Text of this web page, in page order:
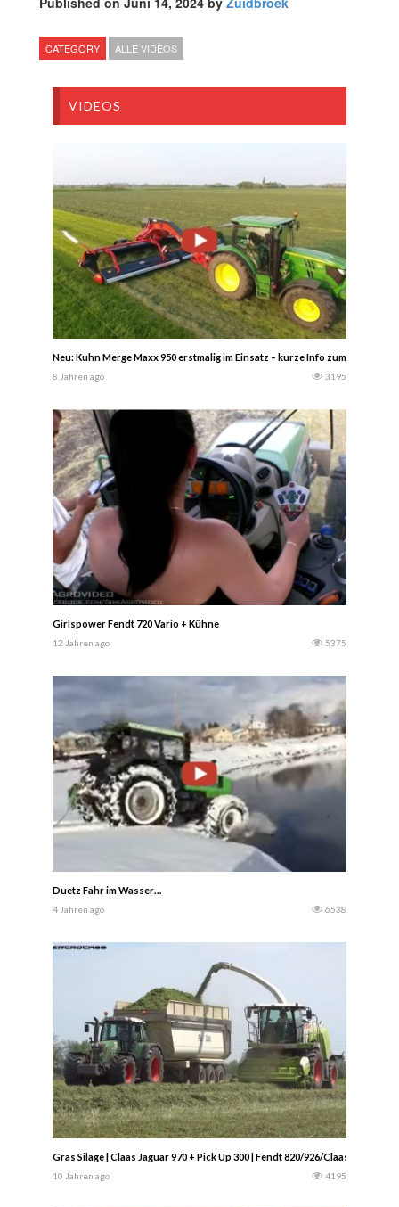
CATEGORY ALLE VIDEOS
VIDEOS
Neu: Kuhn Merge Maxx 950 erstmalig im Einsatz – kurze Info zum
8 Jahren ago 3195
Girlspower Fendt 720 Vario + Kühne
12 Jahren ago 5375
Duetz Fahr im Wasser…
4 Jahren ago 6538
Gras Silage | Claas Jaguar 970 + Pick Up 300 | Fendt 820/926/Claas Arion
10 Jahren ago 4195